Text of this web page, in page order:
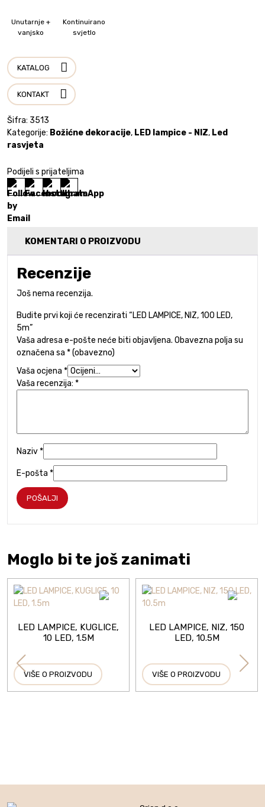
Unutarnje +
vanjsko
Kontinuirano
svjetlo
KATALOG
KONTAKT
Šifra: 3513
Kategorije: Božićne dekoracije, LED lampice - NIZ, Led
rasvjeta
Podijeli s prijateljima
KOMENTARI O PROIZVODU
Recenzije
Još nema recenzija.
Budite prvi koji će recenzirati “LED LAMPICE, NIZ, 100 LED,
5m”
Vaša adresa e-pošte neće biti objavljena. Obavezna polja su
označena sa * (obavezno)
Vaša ocjena *
Vaša recenzija: *
Naziv*
E-pošta *
Moglo bi te još zanimati
LED LAMPICE, KUGLICE,
10 LED, 1.5M
VIŠE O PROIZVODU
LED LAMPICE, NIZ, 150
LED, 10.5M
VIŠE O PROIZVODU